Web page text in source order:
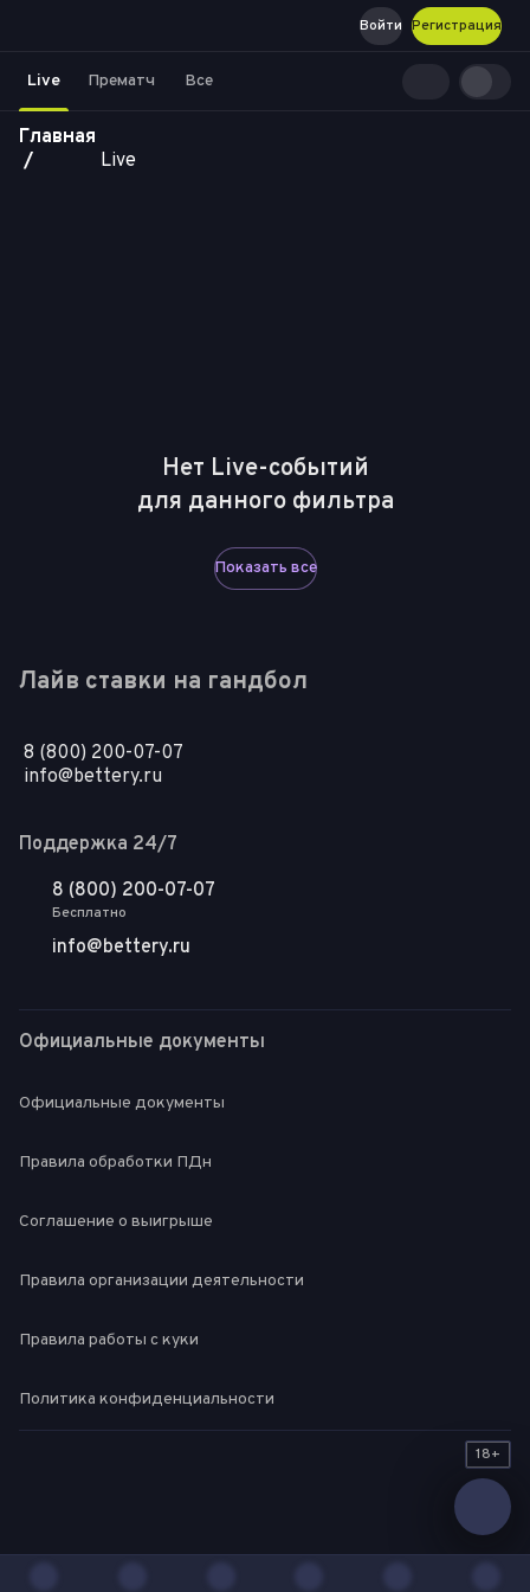
Регистрация
Войти
Live Прематч Все
Главная
Live
Нет Live-событий
для данного фильтра
Показать все
Лайв ставки на гандбол
8 (800) 200-07-07
info@bettery.ru
Поддержка 24/7
8 (800) 200-07-07
Бесплатно
info@bettery.ru
Официальные документы
Официальные документы
Правила обработки ПДн
Соглашение о выигрыше
Правила организации деятельности
Правила работы с куки
Политика конфиденциальности
18+